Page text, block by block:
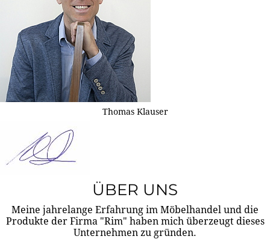
Thomas Klauser
ÜBER UNS
Meine jahrelange Erfahrung im Möbelhandel und die
Produkte der Firma "Rim" haben mich überzeugt dieses
Unternehmen zu gründen.